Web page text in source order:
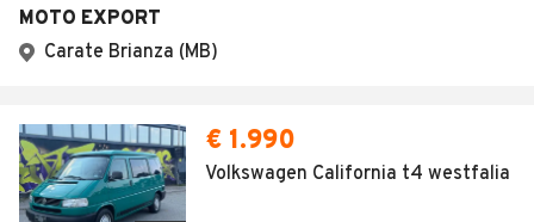
MOTO EXPORT
Carate Brianza (MB)
€ 1.990
Volkswagen California t4 westfalia